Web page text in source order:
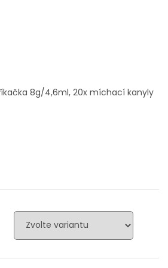
8g/4,6ml, 20x míchací kanyly